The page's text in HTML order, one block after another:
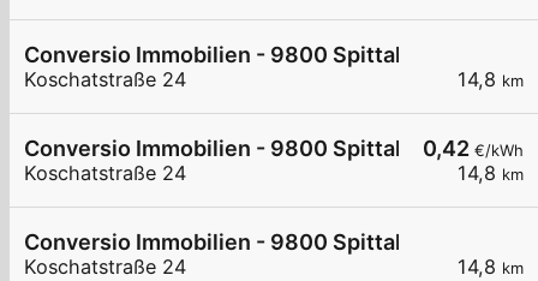
14,8 km
Conversio Immobilien - 9800 Spittal a.d. Drau -
Koschatstraße 24
0,42 €/kWh
14,8 km
Conversio Immobilien - 9800 Spittal a.d. Drau -
Koschatstraße 24
14,8 km
Conversio Immobilien - 9800 Spittal a.d. Drau -
Koschatstraße 24